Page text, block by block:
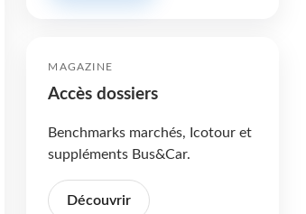
MAGAZINE
Accès dossiers
Benchmarks marchés, Icotour et
suppléments Bus&Car.
Découvrir